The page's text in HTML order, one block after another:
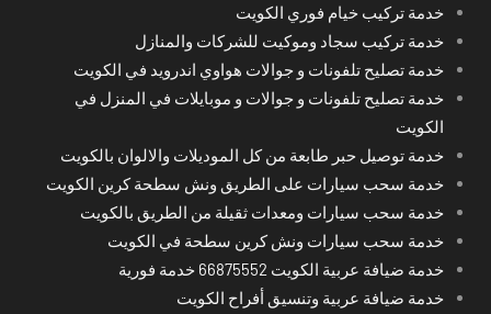
خدمة تركيب خيام فوري الكويت
خدمة تركيب سجاد وموكيت للشركات والمنازل
خدمة تصليح تلفونات و جوالات هواوي اندرويد في الكويت
خدمة تصليح تلفونات و جوالات و موبايلات في المنزل في
الكويت
خدمة توصيل حبر طابعة من كل الموديلات والالوان بالكويت
خدمة سحب سيارات على الطريق ونش سطحة كرين الكويت
خدمة سحب سيارات ومعدات ثقيلة من الطريق بالكويت
خدمة سحب سيارات ونش كرين سطحة في الكويت
خدمة ضيافة عربية الكويت 66875552 خدمة فورية
خدمة ضيافة عربية وتنسيق أفراح الكويت